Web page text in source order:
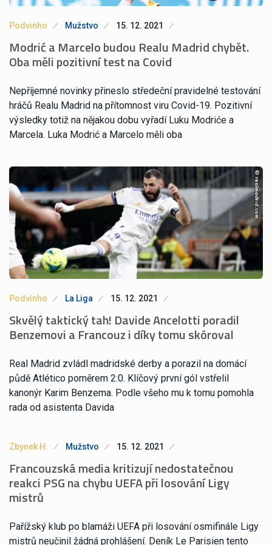
Podvinho Mužstvo 15. 12. 2021
Modrić a Marcelo budou Realu Madrid chybět.
Oba měli pozitivní test na Covid
Nepříjemné novinky přineslo středeční pravidelné testování
hráčů Realu Madrid na přítomnost viru Covid-19. Pozitivní
výsledky totiž na nějakou dobu vyřadí Luku Modriće a
Marcela. Luka Modrić a Marcelo měli oba
Podvinho La Liga 15. 12. 2021
Skvělý taktický tah! Davide Ancelotti poradil
Benzemovi a Francouz i díky tomu skóroval
Real Madrid zvládl madridské derby a porazil na domácí
půdě Atlético poměrem 2:0. Klíčový první gól vstřelil
kanonýr Karim Benzema. Podle všeho mu k tomu pomohla
rada od asistenta Davida
Zbynek H. Mužstvo 15. 12. 2021
Francouzská media kritizují nedostatečnou
reakci PSG na chybu UEFA při losování Ligy
mistrů
Pařížský klub po blamáži UEFA při losování osmifinále Ligy
mistrů neučinil žádná prohlášení. Deník Le Parisien tento